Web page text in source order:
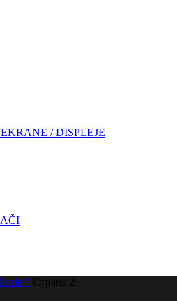
/ DISPLEJE
Страна 2